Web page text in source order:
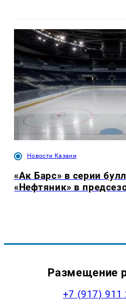
Новости Казани
«Ак Барс» в серии
«Нефтяник» в
Размещение
+7 (917) 911